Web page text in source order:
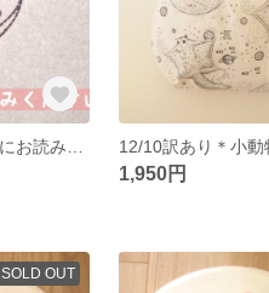
1,950円
SOLD OUT